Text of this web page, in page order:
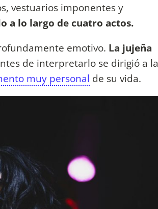
vestuarios imponentes y
a lo largo de cuatro actos.
emotivo. La jujeña
de interpretarlo se dirigió a la
muy personal de su vida.